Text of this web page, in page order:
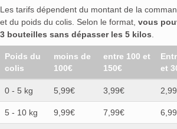
Les tarifs dépendent du montant de la
et du poids du colis. Selon le format, vous
3 bouteilles sans dépasser les 5 kilos
Poids du
colis
moins de
100€
entre 100 et
150€
et
0 - 5 kg 5,99€ 3,99€
5 - 10 kg 9,99€ 7,99€